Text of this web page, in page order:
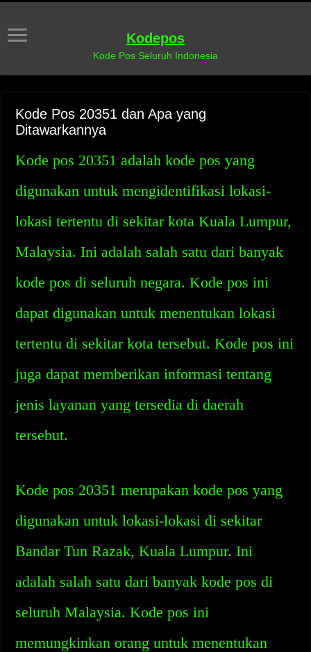
Kodepos
Kode Pos Seluruh Indonesia
Kode Pos 20351 dan Apa yang
Ditawarkannya
Kode pos 20351 adalah kode pos yang
digunakan untuk mengidentifikasi lokasi-
lokasi tertentu di sekitar kota Kuala Lumpur,
Malaysia. Ini adalah salah satu dari banyak
kode pos di seluruh negara. Kode pos ini
dapat digunakan untuk menentukan lokasi
tertentu di sekitar kota tersebut. Kode pos ini
juga dapat memberikan informasi tentang
jenis layanan yang tersedia di daerah
tersebut.
Kode pos 20351 merupakan kode pos yang
digunakan untuk lokasi-lokasi di sekitar
Bandar Tun Razak, Kuala Lumpur. Ini
adalah salah satu dari banyak kode pos di
seluruh Malaysia. Kode pos ini
memungkinkan orang untuk menentukan